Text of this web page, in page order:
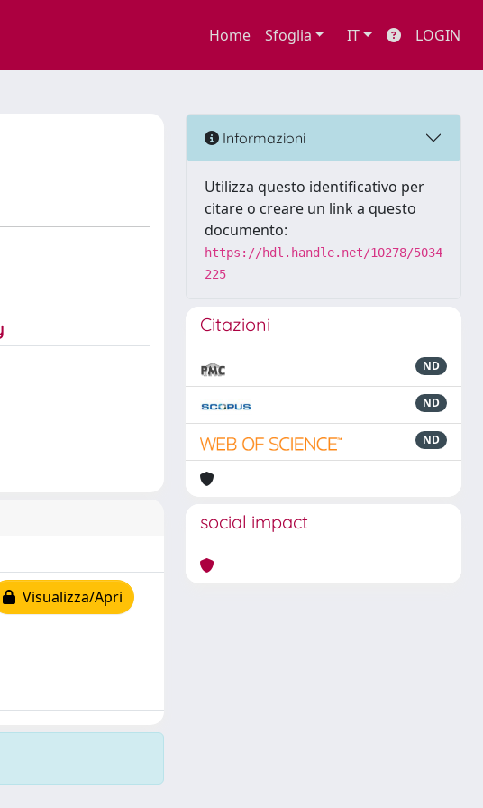
Home Sfoglia IT LOGIN
Visualizza/Apri
Informazioni
Utilizza questo identificativo per
citare o creare un link a questo
documento:
https://hdl.handle.net/10278/5034
225
Citazioni
ND
ND
ND
social impact